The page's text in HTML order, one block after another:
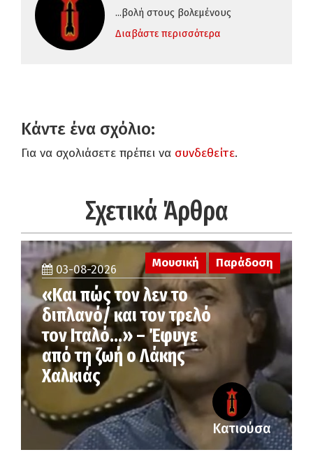
...βολή στους βολεμένους
Διαβάστε περισσότερα
Κάντε ένα σχόλιο:
Για να σχολιάσετε πρέπει να συνδεθείτε.
Σχετικά Άρθρα
Μουσική Παράδοση
03-08-2026
«Και πώς τον λεν το
διπλανό/ και τον τρελό
τον Ιταλό…» – Έφυγε
από τη ζωή ο Λάκης
Χαλκιάς
Κατιούσα